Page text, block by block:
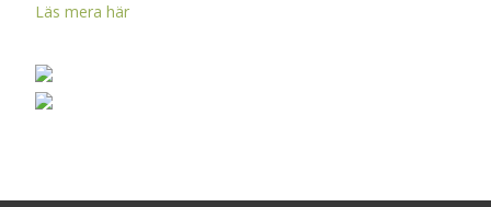
Läs mera här